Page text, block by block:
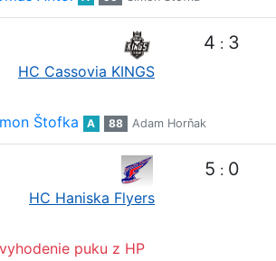
HC Cassovia KINGS
4 : 3
Štofka A 88 Adam Horňak
HC Haniska Flyers
5 : 0
vyhodenie puku z HP